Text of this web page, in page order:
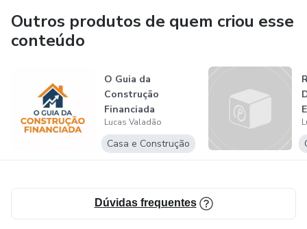
Outros produtos de quem criou esse
conteúdo
O Guia da
Construção
Financiada
Lucas Valadão
Casa e Construção
Dúvidas frequentes